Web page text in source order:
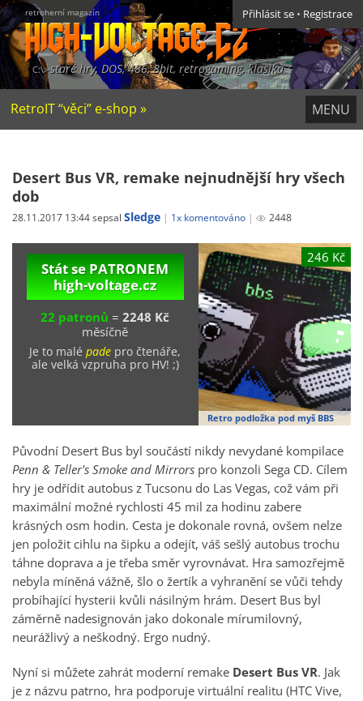
retroherní magazín
staré hry, DOS, 486, 8bit, retrogaming, klasika
Přihlásit se • Registrace
MENU
RetroIT “věci” e-shop »
Desert Bus VR, remake nejnudnější hry všech
dob
28.11.2017 13:44 sepsal Sledge 1x komentováno 2448
Stát se PATRONEM
high-voltage.cz
22 patronů =2248 Kč
měsíčně
Je to malépade pro čtenáře,
ale velká vzpruha pro HV! ;)
246 Kč
Retro podložka pod myš BBS
Původní Desert Bus byl součástí nikdy nevydané kompilace
Penn & Teller's Smoke and Mirrors pro konzoli Sega CD. Cílem
hry je odřídit autobus z Tucsonu do Las Vegas, což vám při
maximální možné rychlosti 45 mil za hodinu zabere
krásných osm hodin. Cesta je dokonale rovná, ovšem nelze
jen položit cihlu na šipku a odejít, váš sešlý autobus trochu
táhne doprava a je třeba směr vyrovnávat. Hra samozřejmě
nebyla míněná vážně, šlo o žertík a vyhranění se vůči tehdy
probíhající hysterii kvůli násilným hrám. Desert Bus byl
záměrně nadesignován jako dokonale mírumilovný,
neurážlivý a neškodný. Ergo nudný.
Nyní si můžete zahrát moderní remake Desert Bus VR. Jak
je z názvu patrno, hra podporuje virtuální realitu (HTC Vive,